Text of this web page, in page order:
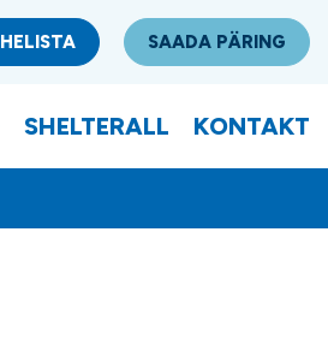
HELISTA SAADA PÄRING
SHELTERALL KONTAKT